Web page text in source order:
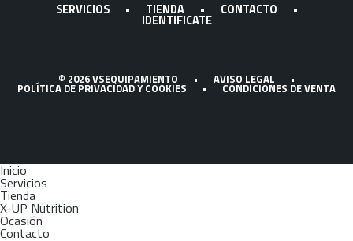
SERVICIOS • TIENDA • CONTACTO •
IDENTIFICATE
© 2026 VSEQUIPAMIENTO • AVISO LEGAL •
POLÍTICA DE PRIVACIDAD Y COOKIES • CONDICIONES DE VENTA
Inicio
Servicios
Tienda
X-UP Nutrition
Ocasión
Contacto